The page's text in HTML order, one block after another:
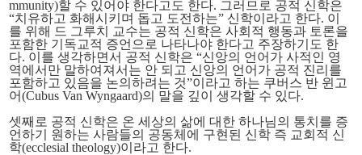
mmunity)할 수 있어야 한다고도 한다. 그러므로 공적 신학은
“치유하고 화해시키며 돕고 도전하는” 신학이라고 한다. 이
를 위해 드 그루치 교수는 공적 신학은 사회적 행동과 토론을
포함한 기독교적 증언으로 나타나야 한다고 주장하기도 한
다. 이를 생각하면서 공적 신학은 “신앙의 언어가 사적인 영
역에서만 말하여져서는 안 되고 신앙의 언어가 공적 진리를
포함하고 있음을 논의하려는 것”이라고 하는 쿠버스 반 윈고
어(Cubus Van Wyngaard)의 말을 깊이 생각할 수 있다.
셋째로 공적 신학은 온 세상의 삶에 대한 하나님의 통치를 증
언하기 원하는 사람들의 공동체에 구현된 신학 즉 교회적 신
학(ecclesial theology)이라고 한다.